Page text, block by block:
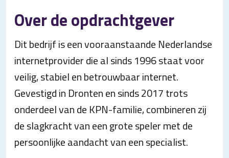
Over de opdrachtgever
Dit bedrijf is een vooraanstaande Nederlandse
internetprovider die al sinds 1996 staat voor
veilig, stabiel en betrouwbaar internet.
Gevestigd in Dronten en sinds 2017 trots
onderdeel van de KPN-familie, combineren zij
de slagkracht van een grote speler met de
persoonlijke aandacht van een specialist.